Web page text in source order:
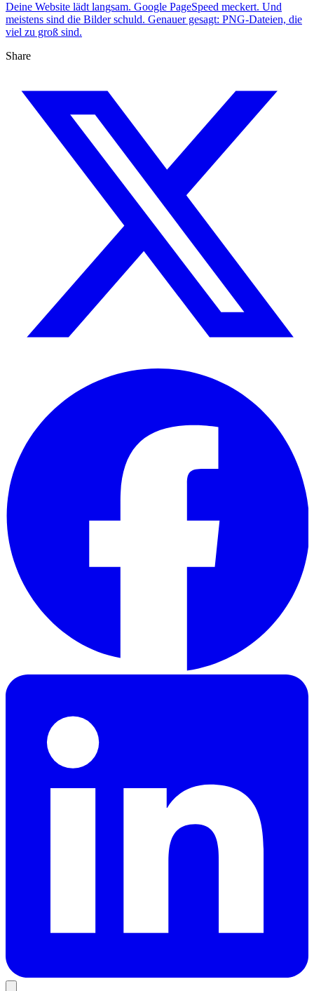
Deine Website lädt langsam. Google PageSpeed meckert. Und
meistens sind die Bilder schuld. Genauer gesagt: PNG-Dateien, die
viel zu groß sind.
Share